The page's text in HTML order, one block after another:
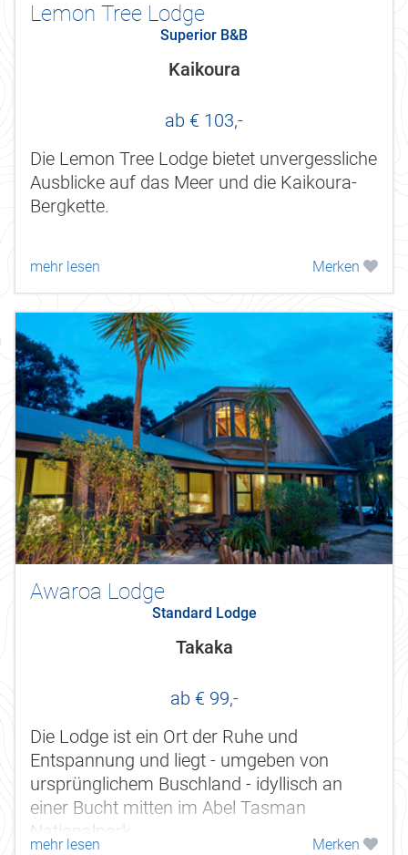
Lemon Tree Lodge
Superior B&B
Kaikoura
ab € 103,-
Die Lemon Tree Lodge bietet unvergessliche
Ausblicke auf das Meer und die Kaikoura-
Bergkette.
mehr lesen Merken
Awaroa Lodge
Standard Lodge
Takaka
ab € 99,-
Die Lodge ist ein Ort der Ruhe und
Entspannung und liegt - umgeben von
ursprünglichem Buschland - idyllisch an
einer Bucht mitten im Abel Tasman
Nationalpark.
mehr lesen Merken